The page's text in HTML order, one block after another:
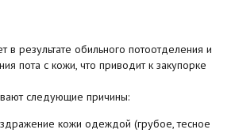
в результате обильного потоотделения и
пота с кожи, что приводит к закупорке
следующие причины:
кожи одеждой (грубое, тесное